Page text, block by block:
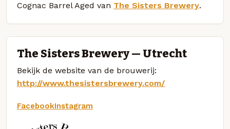
Cognac Barrel Aged van The Sisters Brewery.
The Sisters Brewery — Utrecht
Bekijk de website van de brouwerij:
http://www.thesistersbrewery.com/
FacebookInstagram